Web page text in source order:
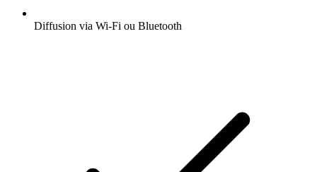
Diffusion via Wi-Fi ou Bluetooth